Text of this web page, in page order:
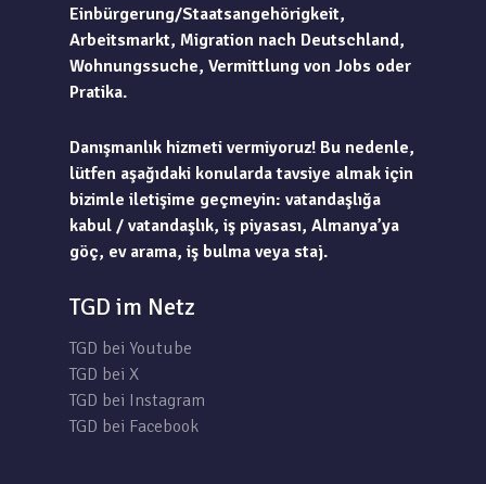
Einbürgerung/Staatsangehörigkeit,
Arbeitsmarkt, Migration nach Deutschland,
Wohnungssuche, Vermittlung von Jobs oder
Pratika.
Danışmanlık hizmeti vermiyoruz! Bu nedenle,
lütfen aşağıdaki konularda tavsiye almak için
bizimle iletişime geçmeyin: vatandaşlığa
kabul / vatandaşlık, iş piyasası, Almanya’ya
göç, ev arama, iş bulma veya staj.
TGD im Netz
TGD bei Youtube
TGD bei X
TGD bei Instagram
TGD bei Facebook